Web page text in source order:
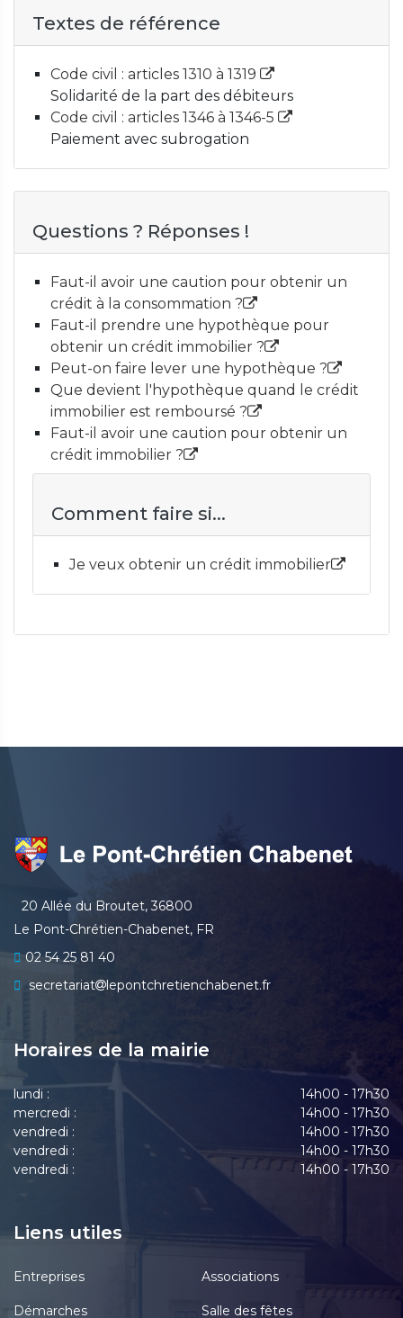
Textes de référence
Code civil : articles 1310 à 1319
Solidarité de la part des débiteurs
Code civil : articles 1346 à 1346-5
Paiement avec subrogation
Questions ? Réponses !
Faut-il avoir une caution pour obtenir un
crédit à la consommation ?
Faut-il prendre une hypothèque pour
obtenir un crédit immobilier ?
Peut-on faire lever une hypothèque ?
Que devient l'hypothèque quand le crédit
immobilier est remboursé ?
Faut-il avoir une caution pour obtenir un
crédit immobilier ?
Comment faire si...
Je veux obtenir un crédit immobilier
20 Allée du Broutet, 36800
Le Pont-Chrétien-Chabenet, FR
02 54 25 81 40
secretariat
lepontchretienchabenet.fr
Horaires de la mairie
lundi :
14h00 - 17h30
mercredi :
14h00 - 17h30
vendredi :
14h00 - 17h30
vendredi :
14h00 - 17h30
vendredi :
14h00 - 17h30
Liens utiles
Entreprises Associations
Démarches Salle des fêtes